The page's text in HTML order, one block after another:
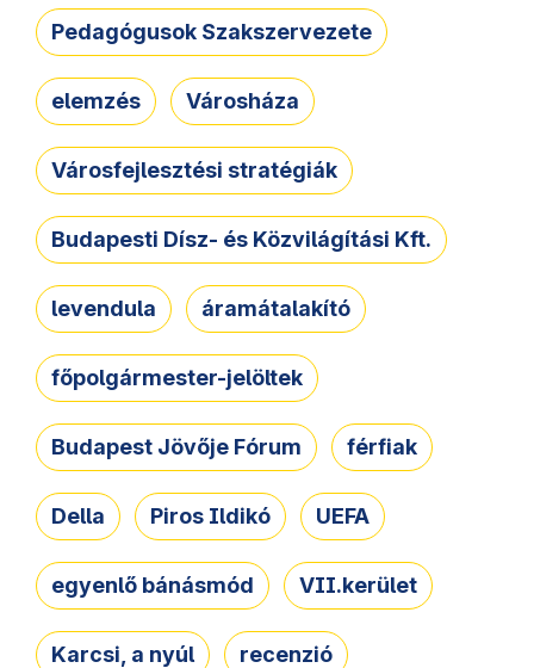
Pedagógusok Szakszervezete
elemzés Városháza
Városfejlesztési stratégiák
Budapesti Dísz- és Közvilágítási Kft.
levendula áramátalakító
főpolgármester-jelöltek
Budapest Jövője Fórum férfiak
Della Piros Ildikó UEFA
egyenlő bánásmód VII.kerület
Karcsi, a nyúl recenzió